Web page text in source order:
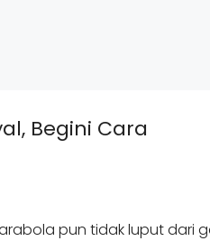
Begini Cara
pun tidak luput dari